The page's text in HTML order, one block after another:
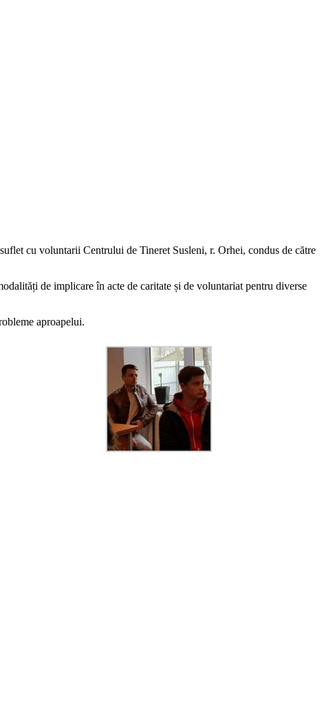
cu voluntarii Centrului de Tineret Susleni, r. Orhei, condus de către
de implicare în acte de caritate și de voluntariat pentru diverse
aproapelui.